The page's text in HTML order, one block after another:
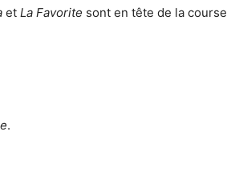
et La Favorite sont en tête de la course
.